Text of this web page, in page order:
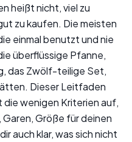
heißt nicht, viel zu
zu kaufen. Die meisten
einmal benutzt und nie
überflüssige Pfanne,
das Zwölf-teilige Set,
Dieser Leitfaden
wenigen Kriterien auf,
Größe für deinen
auch klar, was sich nicht